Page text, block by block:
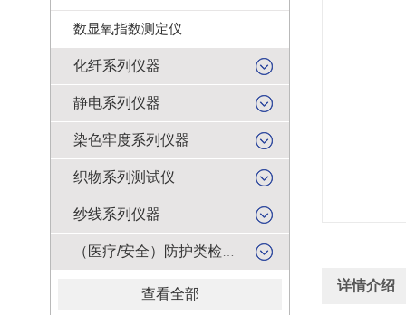
详情介绍
数显氧指数测定仪
化纤系列仪器
静电系列仪器
染色牢度系列仪器
织物系列测试仪
纱线系列仪器
查看全部